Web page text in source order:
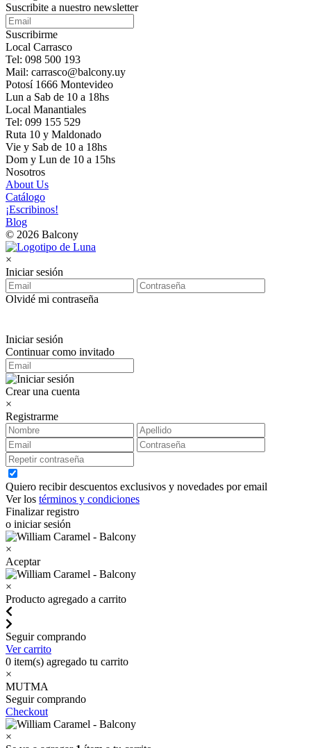
Suscribite a nuestro newsletter
Suscribirme
Local Carrasco
Tel: 098 500 193
Mail: carrasco@balcony.uy
Potosí 1666 Montevideo
Lun a Sab de 10 a 18hs
Local Manantiales
Tel: 099 155 529
Ruta 10 y Maldonado
Vie y Sab de 10 a 18hs
Dom y Lun de 10 a 15hs
Nosotros
About Us
Catálogo
¡Escribinos!
Blog
© 2026 Balcony
×
Iniciar sesión
Olvidé mi contraseña
Iniciar sesión
Continuar como invitado
Crear una cuenta
×
Registrarme
Quiero recibir descuentos exclusivos y novedades por email
Ver los términos y condiciones
Finalizar registro
o iniciar sesión
×
Aceptar
×
Producto agregado a carrito
Seguir comprando
Ver carrito
0 item(s) agregado tu carrito
×
MUTMA
Seguir comprando
Checkout
×